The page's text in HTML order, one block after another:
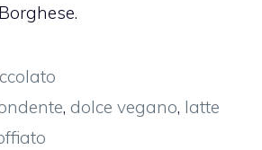
, dolce vegano, latte